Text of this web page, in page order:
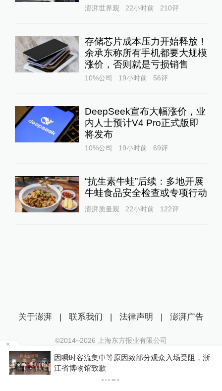
澎湃世界观 22小时前 210评
存储芯片成本压力开始释放！
余承东称所有手机都要大规模
涨价，否则就是亏损销售
10%公司 19小时前 56评
DeepSeek宣布大幅涨价，业
内人士预计V4 Pro正式版即
将发布
10%公司 19小时前 69评
“抗生素牛蛙”后续：多地开展
牛蛙食品安全检查或专项行动
澎湃质量观 22小时前 122评
浙
游客睡自己车里被酒店收150元“住宿费”，监管部
门介入后酒店退款并赔偿1000元
关于澎湃 | 联系我们 | 法律声明 | 澎湃广告
©2014~2026 上海东方报业有限公司
沪ICP证：沪B2-20170116 | 沪ICP备14003370号
互联网新闻信息服务许可证：31120170006
沪公网安备 31010602000299号